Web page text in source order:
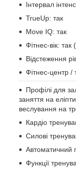
Інтервал
TrueUp: так
Move IQ: так
Фітнес-вік: так
Відстеження
Фітнес-центр /
Профілі для
заняття на
веслування на
Кардіо
Силові
Автоматичний
Функції